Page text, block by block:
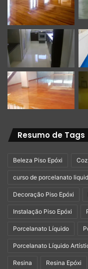
Resumo de Tags
Beleza Piso Epóxi
curso de porcelanato
Decoração Piso Epóxi
Instalação Piso Epóxi
Porcelanato Líquido
Porcelanato Líquido
Resina Resina Epóxi